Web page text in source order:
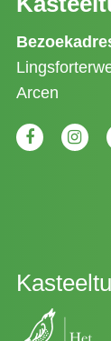
Arcen